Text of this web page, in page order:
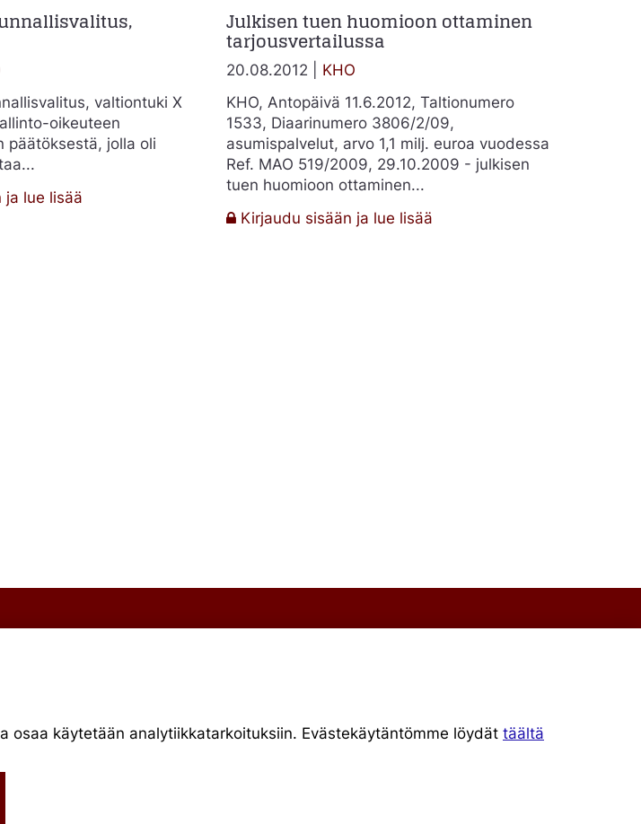
valtiontuki X
oikeuteen
päätöksestä, jolla oli
ja lue lisää
Julkisen tuen huomioon ottaminen
tarjousvertailussa
20.08.2012 | KHO
KHO, Antopäivä 11.6.2012, Taltionumero
1533, Diaarinumero 3806/2/09,
asumispalvelut, arvo 1,1 milj. euroa vuodessa
Ref. MAO 519/2009, 29.10.2009 - julkisen
tuen huomioon ottaminen...
Kirjaudu sisään ja lue lisää
käytetään analytiikkatarkoituksiin. Evästekäytäntömme löydät täältä